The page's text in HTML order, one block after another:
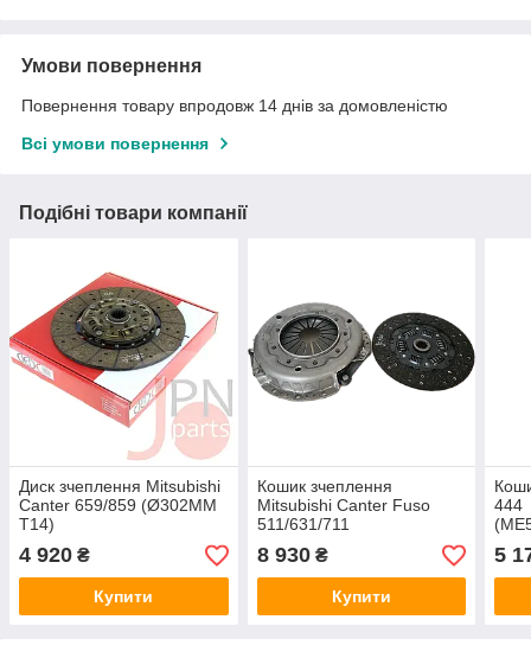
Умови повернення
Повернення товару впродовж 14 днів за домовленістю
Всі умови повернення
Подібні товари компанії
Диск зчеплення Mitsubishi
Canter 659/859 (Ø302MM
T14)
(ME515796/ME521812/ME521811)
DEPCO
4 920 ₴
Купити
Кошик зчеплення
Mitsubishi Canter Fuso
511/631/711
(ME500800/ME500194/ME500066)
VALEO
8 930₴
Купити
444
5